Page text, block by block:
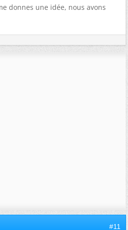
donnes une idée, nous avons
#11